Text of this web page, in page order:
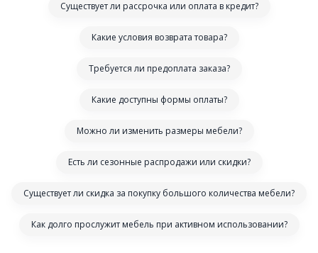
Существует ли рассрочка или оплата в кредит?
Какие условия возврата товара?
Требуется ли предоплата заказа?
Какие доступны формы оплаты?
Можно ли изменить размеры мебели?
Есть ли сезонные распродажи или скидки?
Существует ли скидка за покупку большого количества мебели?
Как долго прослужит мебель при активном использовании?